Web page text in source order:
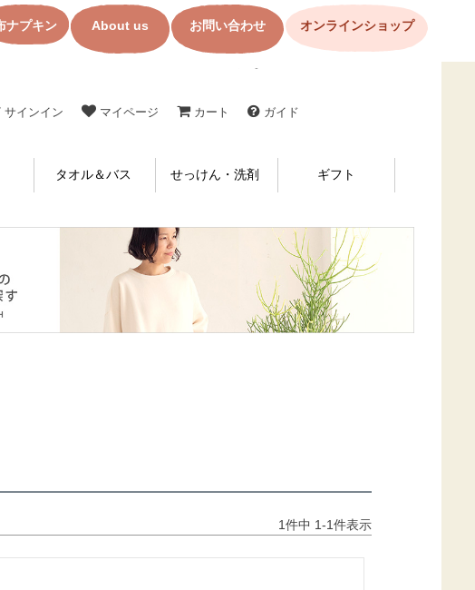
ナプキン About us お問い合わせ オンラインショップ
サインイン マイページ カート ガイド
タオル＆バス せっけん・洗剤 ギフト
1件中 1-1件表示